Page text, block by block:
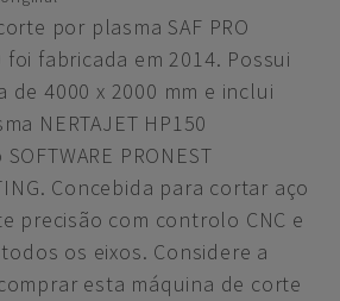
por plasma SAF PRO
foi fabricada em 2014. Possui
de 4000 x 2000 mm e inclui
NERTAJET HP150
PRONEST
Concebida para cortar aço
precisão com controlo CNC e
os eixos. Considere a
esta máquina de corte